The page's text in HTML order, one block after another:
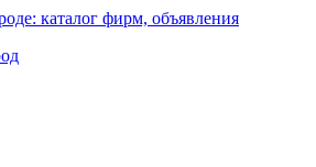
каталог фирм, объявления